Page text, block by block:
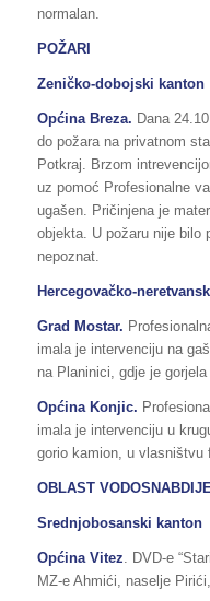
normalan.
POŽARI
Zeničko-dobojski kanton
Općina Breza. Dana
do požara na privatnom
Potkraj. Brzom
uz pomoć Profesionalne
ugašen. Pričinjena je
objekta. U požaru nije bilo
nepoznat.
Hercegovačko-
Grad Mostar.
imala je intervenciju na
na Planinici, gdje je
Općina Konjic.
imala je intervenciju u
gorio kamion, u vlasništvu
OBLAST
Srednjobosanski kanton
Općina Vitez. DVD-e
MZ-e Ahmići, naselje